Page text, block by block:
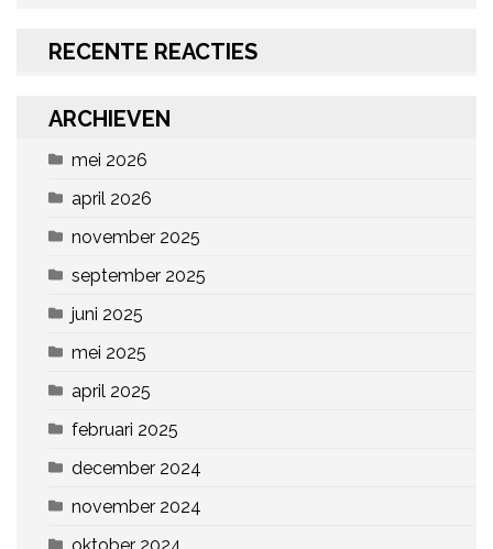
RECENTE REACTIES
ARCHIEVEN
mei 2026
april 2026
november 2025
september 2025
juni 2025
mei 2025
april 2025
februari 2025
december 2024
november 2024